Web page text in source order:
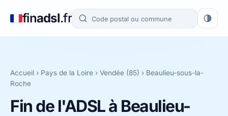
finadsl.fr
Accueil › Pays de la Loire › Vendée (85) › Beaulieu-sous-la-
Roche
Fin de l'ADSL à Beaulieu-